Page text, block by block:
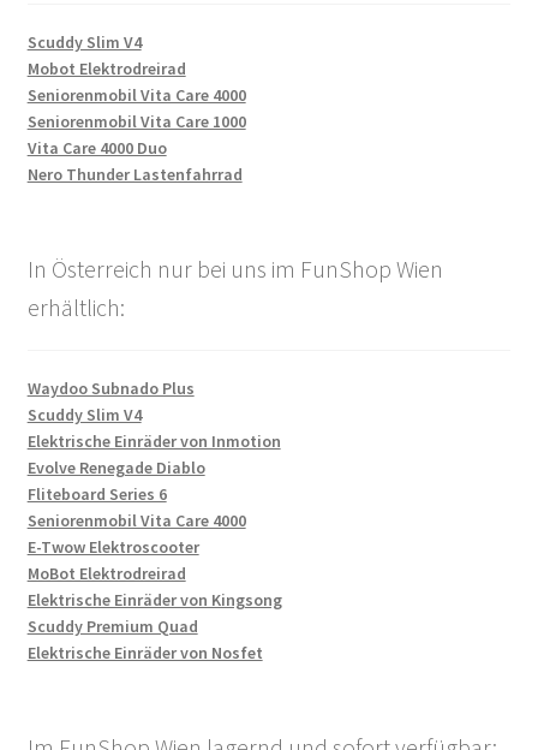
Scuddy Slim V4
Mobot Elektrodreirad
Seniorenmobil Vita Care 4000
Seniorenmobil Vita Care 1000
Vita Care 4000 Duo
Nero Thunder Lastenfahrrad
In Österreich nur bei uns im FunShop Wien
erhältlich:
Waydoo Subnado Plus
Scuddy Slim V4
Elektrische Einräder von Inmotion
Evolve Renegade Diablo
Fliteboard Series 6
Seniorenmobil Vita Care 4000
E-Twow Elektroscooter
MoBot Elektrodreirad
Elektrische Einräder von Kingsong
Scuddy Premium Quad
Elektrische Einräder von Nosfet